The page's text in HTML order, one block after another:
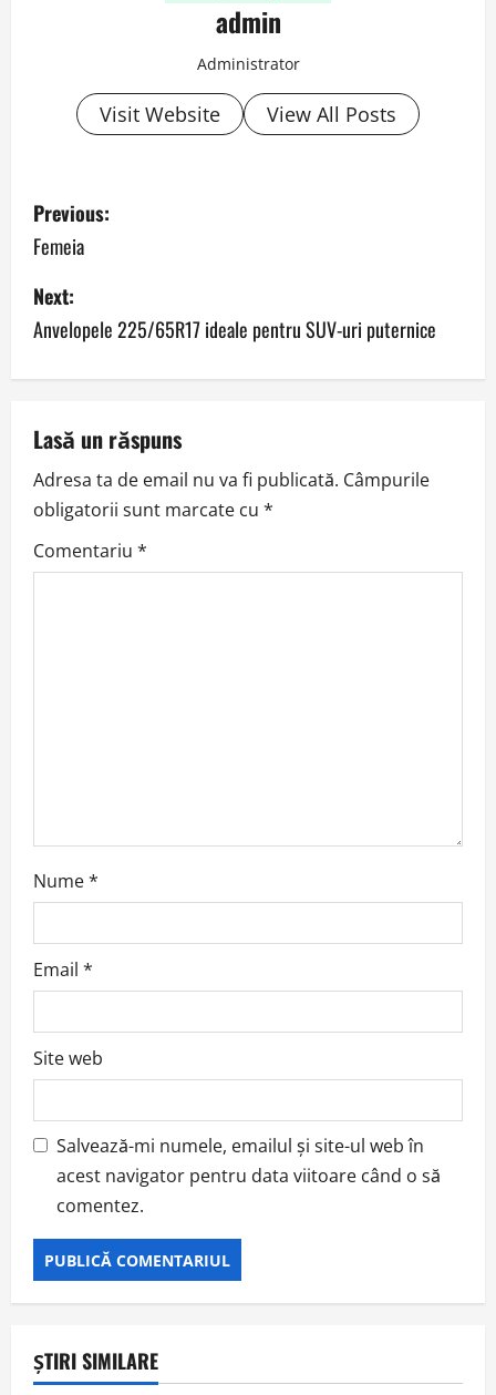
admin
Administrator
Visit Website View All Posts
P
o
s
t
n
a
v
i
g
Previous:
Femeia
Next:
Anvelopele 225/65R17 ideale pentru SUV-uri puternice
Lasă un răspuns
Adresa ta de email nu va fi publicată. Câmpurile
obligatorii sunt marcate cu *
Comentariu *
Nume*
Email *
Site web
Salvează-mi numele, emailul și site-ul web în
acest navigator pentru data viitoare când o să
comentez.
ȘTIRI SIMILARE